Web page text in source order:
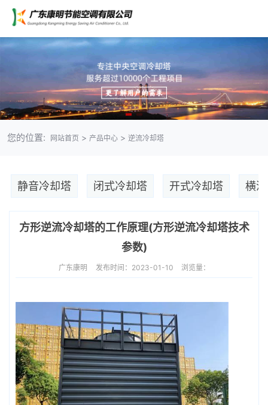
您的位置: 网站首页 > 产品中心> 逆流冷却塔
静音冷却塔 闭式冷却塔 开式冷却塔 横
方形逆流冷却塔的工作原理(方形逆流冷却塔技术
参数)
广东康明 发布时间：2023-01-10 浏览量：